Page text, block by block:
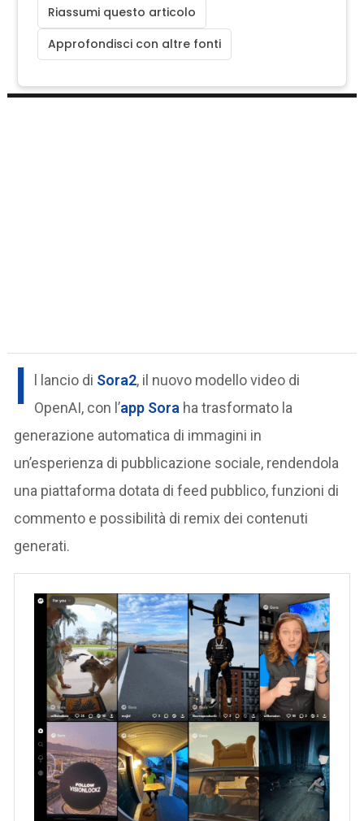
Riassumi questo articolo
Approfondisci con altre fonti
I l lancio di Sora2, il nuovo modello video di
OpenAI, con l’app Sora ha trasformato la
generazione automatica di immagini in
un’esperienza di pubblicazione sociale, rendendola
una piattaforma dotata di feed pubblico, funzioni di
commento e possibilità di remix dei contenuti
generati.